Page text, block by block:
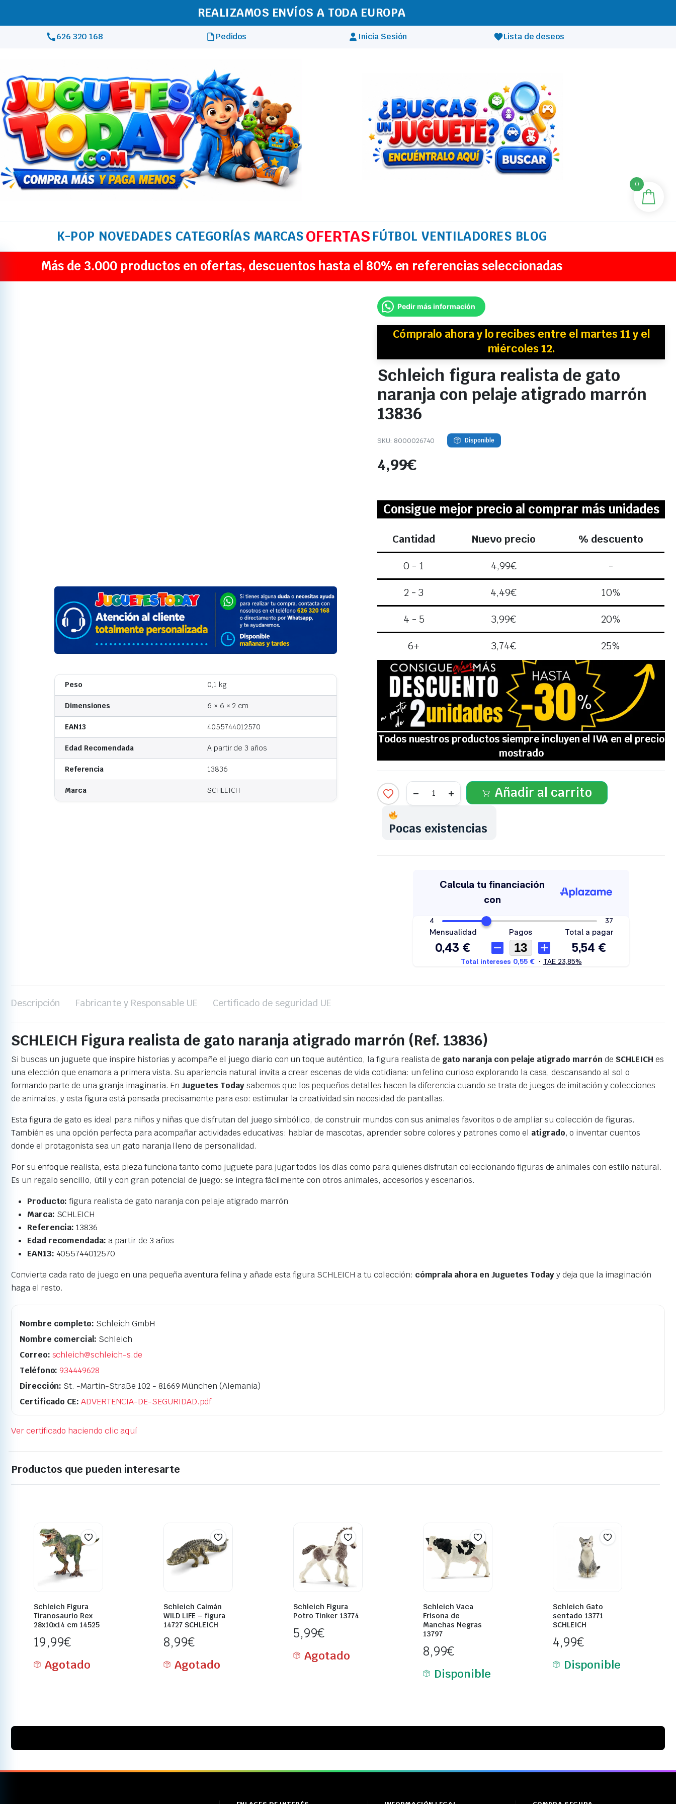
REALIZAMOS ENVÍOS A TODA EUROPA
626 320 168 Pedidos Inicia Sesión Lista de deseos
K-POP NOVEDADES CATEGORÍAS MARCASOFERTAS FÚTBOL VENTILADORES BLOG
Más de 3.000 productos en ofertas, descuentos hasta el 80% en referencias seleccionadas
Peso 0,1 kg
Dimensiones 6 × 6 × 2 cm
EAN13 4055744012570
Edad Recomendada A partir de 3 años
Referencia 13836
Marca SCHLEICH
Pedir más información
Cómpralo ahora y lo recibes entre el martes 11 y el
miércoles 12.
Schleich figura realista de gato
naranja con pelaje atigrado marrón
13836
SKU: 8000026740 Disponible
4,99€
Consigue mejor precio al comprar más unidades
Cantidad Nuevo precio % descuento
0 - 1 4,99€ -
2 - 3 4,49€ 10%
4 - 5 3,99€ 20%
6+ 3,74€ 25%
Añadir al carrito
Pocas existencias
Descripción Fabricante y Responsable UE Certificado de seguridad UE
SCHLEICH Figura realista de gato naranja atigrado marrón (Ref. 13836)
Si buscas un juguete que inspire historias y acompañe el juego diario con un toque auténtico, la figura realista de gato naranja con pelaje atigrado marrónde SCHLEICH es
una elección que enamora a primera vista. Su apariencia natural invita a crear escenas de vida cotidiana: un felino curioso explorando la casa, descansando al sol o
formando parte de una granja imaginaria. EnJuguetes Todaysabemos que los pequeños detalles hacen la diferencia cuando se trata de juegos de imitación y colecciones
de animales, y esta figura está pensada precisamente para eso: estimular la creatividad sin necesidad de pantallas.
Esta figura de gato es ideal para niños y niñas que disfrutan del juego simbólico, de construir mundos con sus animales favoritos o de ampliar su colección de figuras.
También es una opción perfecta para acompañar actividades educativas: hablar de mascotas, aprender sobre colores y patrones como el atigrado, o inventar cuentos
donde el protagonista sea un gato naranja lleno de personalidad.
Por su enfoque realista, esta pieza funciona tanto como juguete para jugar todos los días como para quienes disfrutan coleccionando figuras de animales con estilo natural.
Es un regalo sencillo, útil y con gran potencial de juego: se integra fácilmente con otros animales, accesorios y escenarios.
Producto: figura realista de gato naranja con pelaje atigrado marrón
Marca: SCHLEICH
Referencia: 13836
Edad recomendada: a partir de 3 años
EAN13: 4055744012570
Convierte cada rato de juego en una pequeña aventura felina y añade esta figura SCHLEICH a tu colección: cómprala ahora en Juguetes Todayy deja que la imaginación
haga el resto.
Nombre completo: Schleich GmbH
Nombre comercial: Schleich
Correo: schleich@schleich-s.de
Teléfono: 934449628
Dirección: St. -Martin-StraBe 102 - 81669 München (Alemania)
Certificado CE: ADVERTENCIA-DE-SEGURIDAD.pdf
Ver certificado haciendo clic aquí
Productos que pueden interesarte
Schleich Figura
Tiranosaurio Rex
28x10x14 cm 14525
19,99€
Agotado
Schleich Caimán
WILD LIFE – figura
14727 SCHLEICH
8,99€
Agotado
Schleich Figura
Potro Tinker 13774
5,99€
Agotado
Schleich Vaca
Frisona de
Manchas Negras
13797
8,99€
Disponible
Schleich Gato
sentado 13771
SCHLEICH
4,99€
Disponible
0